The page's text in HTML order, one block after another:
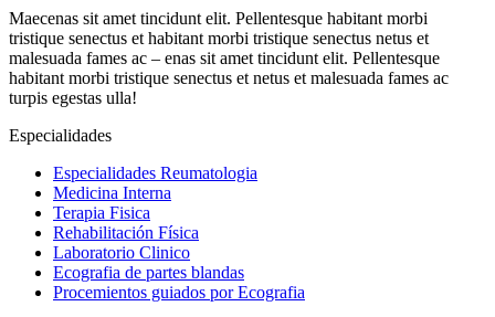
Maecenas sit amet tincidunt elit. Pellentesque habitant morbi
tristique senectus et habitant morbi tristique senectus netus et
malesuada fames ac – enas sit amet tincidunt elit. Pellentesque
habitant morbi tristique senectus et netus et malesuada fames ac
turpis egestas ulla!
Especialidades
Especialidades Reumatologia
Medicina Interna
Terapia Fisica
Rehabilitación Física
Laboratorio Clinico
Ecografia de partes blandas
Procemientos guiados por Ecografia